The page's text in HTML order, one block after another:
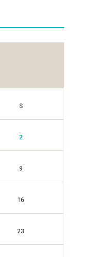
S
2
9
16
23